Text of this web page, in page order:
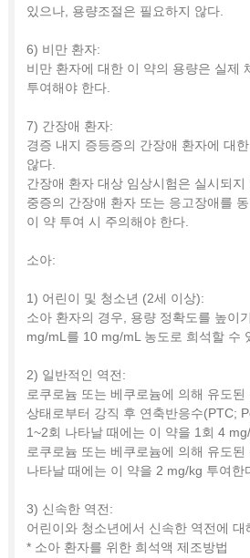
있으나, 용량조절은 필요하지 않다.
6) 비만 환자:
비만 환자에 대한 이 약의 용량은 실제
투여해야 한다.
7) 간장애 환자:
경증 내지 증등증의 간장애 환자에 대
않다.
간장애 환자 대상 임상시험은 실시되지
중증의 간장애 환자 또는 응고장애를
이 약 투여 시 주의해야 한다.
소아:
1) 어린이 및 청소년 (2세 이상):
소아 환자의 경우, 용량 정확도를 높이
mg/mL를 10 mg/mL 농도로 희석할 수
2) 일반적인 역전:
로쿠로늄 또는 베쿠로늄에 의해 유도된
상태로부터 강직 후 연축반응수(PTC;
1~2회 나타날 때에는 이 약을 1회 4
로쿠로늄 또는 베쿠로늄에 의해 유도
나타날 때에는 이 약을 2 mg/kg 투여한
3) 신속한 역전:
어린이와 청소년에서 신속한 역전에 대
* 소아 환자를 위한 희석액 제조방법